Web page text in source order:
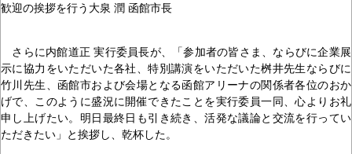
歓迎の挨拶を行う大泉 潤 函館市長
さらに内館道正 実行委員長が、「参加者の皆さま、ならびに企業展
示に協力をいただいた各社、特別講演をいただいた桝井先生ならびに
竹川先生、函館市および会場となる函館アリーナの関係者各位のおか
げで、このように盛況に開催できたことを実行委員一同、心よりお礼
申し上げたい。明日最終日も引き続き、活発な議論と交流を行ってい
ただきたい」と挨拶し、乾杯した。